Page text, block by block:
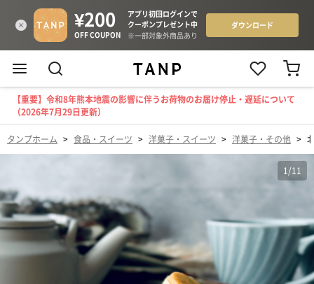
【重要】令和8年熊本地震の影響に伴うお荷物のお届け停止・遅延について
（2026年7月29日更新）
タンプホーム > 食品・スイーツ > 洋菓子・スイーツ > 洋菓子・その他 >
1 /11